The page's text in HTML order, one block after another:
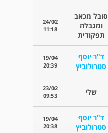
סובל מכאב
ומגבלה
תפקודית
24/02
11:18
ד"ר יוסף
סטרולוביץ
19/04
20:39
שלי
23/02
09:53
ד"ר יוסף
סטרולוביץ
19/04
20:38